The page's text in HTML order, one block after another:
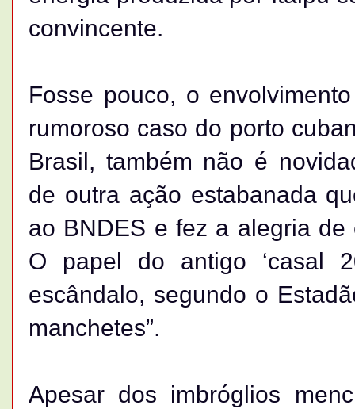
convincente.
Fosse pouco, o
rumoroso caso do porto
Brasil, também não é
de outra ação estabanada
ao BNDES e fez a alegria
O papel do antigo ‘casal
escândalo, segundo o
manchetes”.
Apesar dos imbróglios